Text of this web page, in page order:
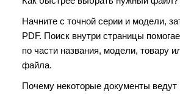
Начните с точной серии и модели,
PDF. Поиск внутри страницы
по части названия, модели, товару
файла.
Почему некоторые документы